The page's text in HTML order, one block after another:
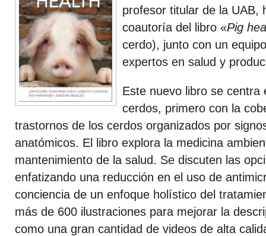
profesor titular de la UAB,
coautoría del libro «Pig
cerdo), junto con un
expertos en salud y
Este nuevo libro se centra
cerdos, primero con la
trastornos de los cerdos organizados por
anatómicos. El libro explora la medicina
mantenimiento de la salud. Se discuten las
enfatizando una reducción en el uso de
conciencia de un enfoque holístico del
más de 600 ilustraciones para mejorar la
como una gran cantidad de videos de alta